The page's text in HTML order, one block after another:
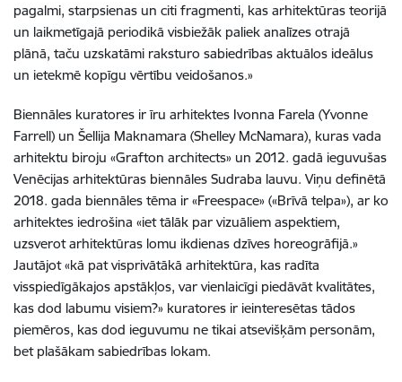
pagalmi, starpsienas un citi fragmenti, kas arhitektūras teorijā
un laikmetīgajā periodikā visbiežāk paliek analīzes otrajā
plānā, taču uzskatāmi raksturo sabiedrības aktuālos ideālus
un ietekmē kopīgu vērtību veidošanos.»
Biennāles kuratores ir īru arhitektes Ivonna Farela (Yvonne
Farrell) un Šellija Maknamara (Shelley McNamara), kuras vada
arhitektu biroju «Grafton architects» un 2012. gadā ieguvušas
Venēcijas arhitektūras biennāles Sudraba lauvu. Viņu definētā
2018. gada biennāles tēma ir «Freespace» («Brīvā telpa»), ar ko
arhitektes iedrošina «iet tālāk par vizuāliem aspektiem,
uzsverot arhitektūras lomu ikdienas dzīves horeogrāfijā.»
Jautājot «kā pat visprivātākā arhitektūra, kas radīta
visspiedīgākajos apstākļos, var vienlaicīgi piedāvāt kvalitātes,
kas dod labumu visiem?» kuratores ir ieinteresētas tādos
piemēros, kas dod ieguvumu ne tikai atsevišķām personām,
bet plašākam sabiedrības lokam.